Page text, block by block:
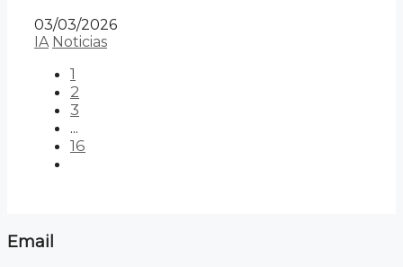
03/03/2026
IA Noticias
1
2
3
...
16
Email